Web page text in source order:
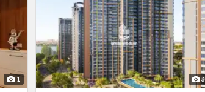
1 3